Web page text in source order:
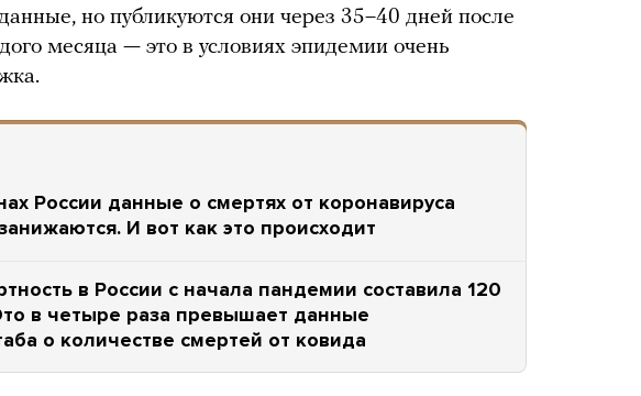
но публикуются они через 35–40 дней после
месяца — это в условиях эпидемии очень
России данные о смертях от коронавируса
И вот как это происходит
в России с начала пандемии составила 120
в четыре раза превышает данные
о количестве смертей от ковида